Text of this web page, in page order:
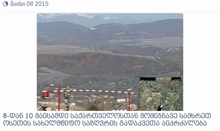
მაისი 08 2015
8-დან 10 მაისამდე საქართველოსთან მომიჯნავე სამხრეთ
ოსეთის სახელმწიფო საზღვრის გადაკვეთა აიკრძალება